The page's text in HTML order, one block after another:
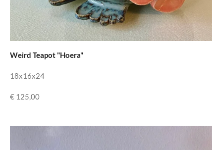
Weird Teapot "Hoera"
18x16x24
€ 125,00